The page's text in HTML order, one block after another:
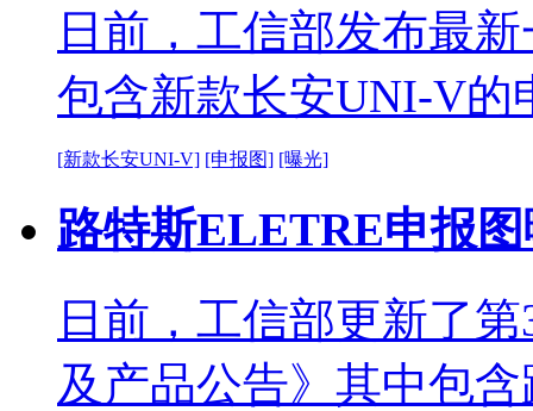
日前，工信部发布最
包含新款长安UNI-V的
[新款长安UNI-V] [申报图] [曝光]
路特斯ELETRE申报
日前，工信部更新了
及产品公告》其中包